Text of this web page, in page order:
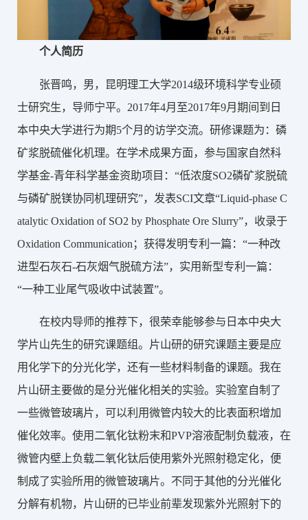
个人简历
张晋鸣，男，昆明理工大学2014级环境科学专业硕
士研究生，导师宁平。2017年4月至2017年9月期间到日
本中央大学进行为期5个月的访学交流。研修课题为：磷
矿浆脱硫催化机理。在学术成果方面，参与国家自然科
学基金-青年科学基金资助项目：“低浓度SO2磷矿浆脱硫
与磷矿脱镁协同机理研究”，发表SCI文章“Liquid-phase C
atalytic Oxidation of SO2 by Phosphate Ore Slurry”，收录于
Oxidation Communication；获得发明专利一篇：“一种改
进型石灰石-石灰烟气脱硫方法”，实用新型专利一篇：
“一种工业尾气吸收中试装置”。
在校内导师的推荐下，很荣幸能够参与日本中央大
学片山先生的研究课题组。片山研的研究课题主要是应
用化学下的分光化学，还有一些材料制备的课题。我在
片山研主要做的是分光催化相关的实验。实验室自制了
一些微管玻璃片，可以利用微管内较大的比表面积增加
催化效率。使用二氧化钛粉末和PVP溶液配制负载液，在
微管内壁上负载二氧化钛后使用紫外光照射稳定化，便
制成了实验所用的微管玻璃片。不同于其他的分光催化
分解有机物，片山研的已毕业前辈发现紫外光照射下的